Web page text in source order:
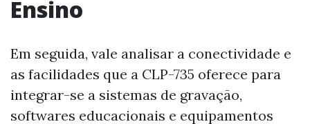
Ensino
Em seguida, vale analisar a conectividade e
as facilidades que a CLP-735 oferece para
integrar-se a sistemas de gravação,
softwares educacionais e equipamentos